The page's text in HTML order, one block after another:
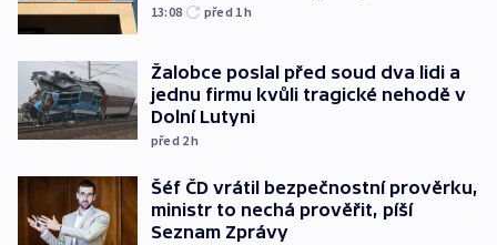
13:08 před 1h
Žalobce poslal před soud dva lidi a
jednu firmu kvůli tragické nehodě v
Dolní Lutyni
před 2h
Šéf ČD vrátil bezpečnostní prověrku,
ministr to nechá prověřit, píší
Seznam Zprávy